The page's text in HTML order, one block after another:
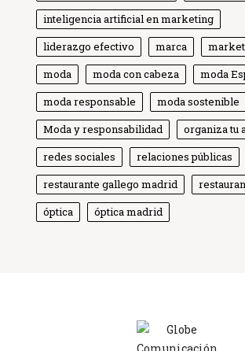
inteligencia artificial en marketing
liderazgo efectivo
marca
moda
moda con cabeza
moda
moda responsable
moda sostenible
Moda y responsabilidad
organiza tu
redes sociales
relaciones públicas
restaurante gallego madrid
óptica
óptica madrid
Globe Comunicación
Solemos responder enseguida